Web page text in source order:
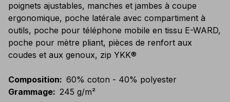
poignets ajustables, manches et jambes à coupe
ergonomique, poche latérale avec compartiment à
outils, poche pour téléphone mobile en tissu E-WARD,
poche pour mètre pliant, pièces de renfort aux
coudes et aux genoux, zip YKK®
Composition: 60% coton - 40% polyester
Grammage: 245 g/m²